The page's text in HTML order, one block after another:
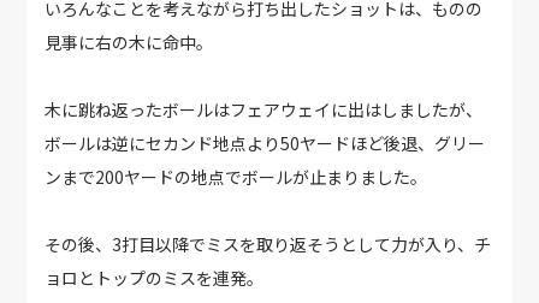
いろんなことを考えながら打ち出したショットは、ものの
見事に右の木に命中。
木に跳ね返ったボールはフェアウェイに出はしましたが、
ボールは逆にセカンド地点より50ヤードほど後退、グリー
ンまで200ヤードの地点でボールが止まりました。
その後、3打目以降でミスを取り返そうとして力が入り、チ
ョロとトップのミスを連発。